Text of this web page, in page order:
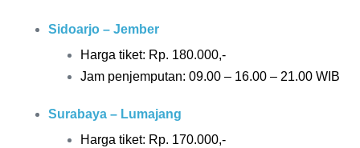
Sidoarjo – Jember
Harga tiket: Rp. 180.000,-
Jam penjemputan: 09.00 – 16.00 – 21.00 WIB
Surabaya – Lumajang
Harga tiket: Rp. 170.000,-